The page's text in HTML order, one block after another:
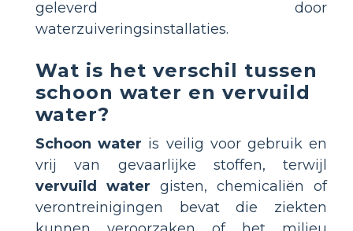
geleverd door
waterzuiveringsinstallaties.
Wat is het verschil tussen
schoon water en vervuild
water?
Schoon water is veilig voor gebruik en
vrij van gevaarlijke stoffen, terwijl
vervuild water gisten, chemicaliën of
verontreinigingen bevat die ziekten